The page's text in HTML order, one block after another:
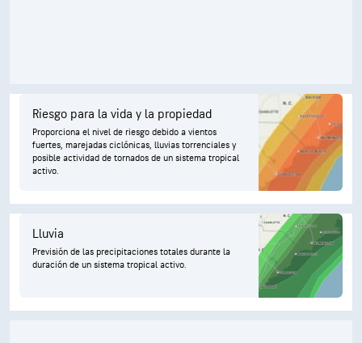
Riesgo para la vida y la propiedad
Proporciona el nivel de riesgo debido a vientos
fuertes, marejadas ciclónicas, lluvias torrenciales y
posible actividad de tornados de un sistema tropical
activo.
Lluvia
Previsión de las precipitaciones totales durante la
duración de un sistema tropical activo.